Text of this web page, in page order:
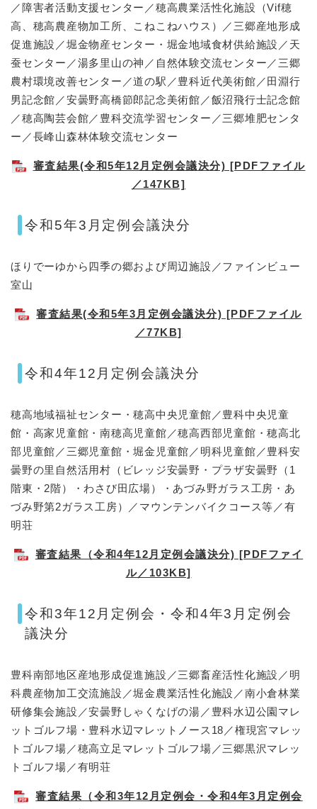
／障害者活動支援センター／穂高農業活性化施設（Vif穂
高、穂高農産物加工所、こねこねハウス）／三郷産地形成
促進施設／堀金物産センター・堀金地域食材供給施設／天
蚕センター／湯多里山の神／自然体験交流センター／三郷
農村環境改善センター／道の駅／豊科近代美術館／田淵行
男記念館／安曇野高橋節郎記念美術館／飯沼飛行士記念館
／穂高陶芸会館／豊科交流学習センター／三郷堆肥センタ
ー／長峰山森林体験交流センター
審査結果(令和5年12月定例会議決分) [PDFファイル
／147KB]
令和5年3月定例会議決分
ほりでーゆから四季の郷および周辺施設／ファインビュー
室山
審査結果(令和5年3月定例会議決分) [PDFファイル
／77KB]
令和4年12月定例会議決分
穂高地域福祉センター・穂高中央児童館／豊科中央児童
館・高家児童館・南穂高児童館／穂高西部児童館・穂高北
部児童館／三郷児童館・堀金児童館／明科児童館／豊科安
曇野の里自然活用村（ビレッジ安曇野・プラザ安曇野（1
階東・2階）・わさび田広場）・あづみ野ガラス工房・あ
づみ野第2ガラス工房）／​マウンテンバイクコース等​／有
明荘​
審査結果（令和4年12月定例会議決分) [PDFファイ
ル／103KB]
令和3年12月定例会・令和4年3月定例会
議決分
豊科南部地区産地形成促進施設／三郷畜産活性化施設／明
科農産物加工交流施設／堀金農業活性化施設／南小倉林業
研修集会施設／安曇野しゃくなげの湯／豊科水辺公園マレ
ットゴルフ場・豊科水辺マレットノース18／権現宮マレッ
トゴルフ場／穂高立足マレットゴルフ場／三郷黒沢マレッ
トゴルフ場／有明荘
審査結果（令和3年12月定例会・令和4年3月定例会